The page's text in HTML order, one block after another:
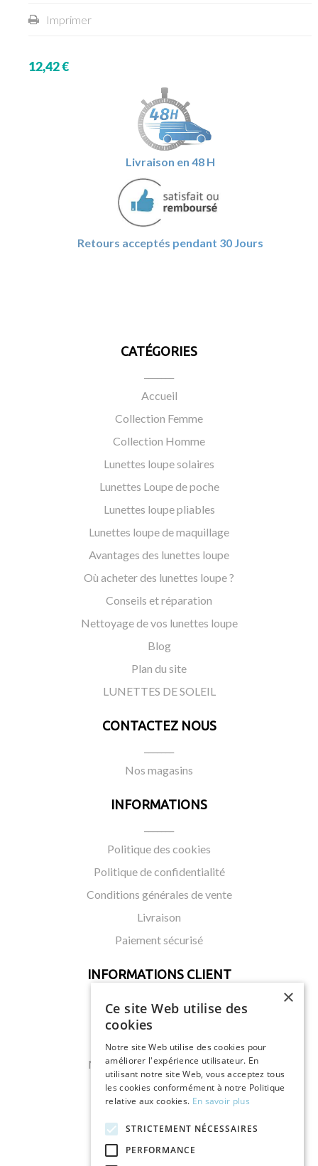
Imprimer
12,42 €
Livraison en 48 H
Retours acceptés pendant 30 Jours
CATÉGORIES
Accueil
Collection Femme
Collection Homme
Lunettes loupe solaires
Lunettes Loupe de poche
Lunettes loupe pliables
Lunettes loupe de maquillage
Avantages des lunettes loupe
Où acheter des lunettes loupe ?
Conseils et réparation
Nettoyage de vos lunettes loupe
Blog
Plan du site
LUNETTES DE SOLEIL
CONTACTEZ NOUS
Nos magasins
INFORMATIONS
Politique des cookies
Politique de confidentialité
Conditions générales de vente
Livraison
Paiement sécurisé
INFORMATIONS CLIENT
Mon compte
Mes commandes
Mes retours de marchandises
Mes bordereaux de crédit
Mes infos personnelles
Mes bons de réductions
×
Ce site Web utilise des
cookies
Notre site Web utilise des cookies pour
améliorer l'expérience utilisateur. En
utilisant notre site Web, vous acceptez tous
les cookies conformément à notre Politique
relative aux cookies. En savoir plus
STRICTEMENT NÉCESSAIRES
PERFORMANCE